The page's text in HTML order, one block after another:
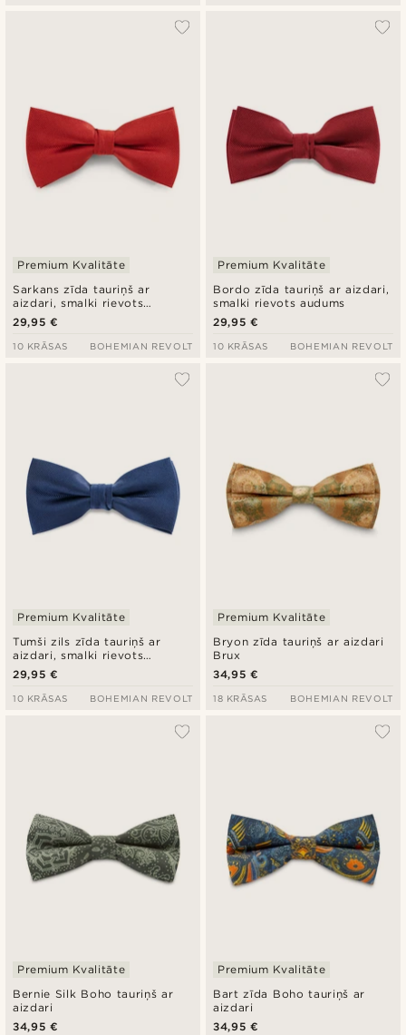
Sarkans zīda tauriņš ar
aizdari, smalki rievots
audums
Premium Kvalitāte
29,95 €
10 KRĀSAS BOHEMIAN REVOLT
Bordo zīda tauriņš ar aizdari,
smalki rievots audums
Premium Kvalitāte
29,95 €
10 KRĀSAS BOHEMIAN REVOLT
Tumši zils zīda tauriņš ar
aizdari, smalki rievots
audums
Premium Kvalitāte
29,95 €
10 KRĀSAS BOHEMIAN REVOLT
Bryon zīda tauriņš ar aizdari
Brux
Premium Kvalitāte
34,95 €
18 KRĀSAS BOHEMIAN REVOLT
Bernie Silk Boho tauriņš ar
aizdari
Premium Kvalitāte
34,95 €
Bart zīda Boho tauriņš ar
aizdari
Premium Kvalitāte
34,95 €